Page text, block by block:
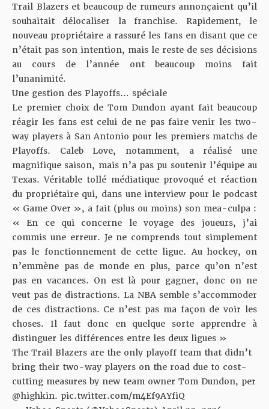
Trail Blazers et beaucoup de rumeurs annonçaient qu’il
souhaitait délocaliser la franchise. Rapidement, le
nouveau propriétaire a rassuré les fans en disant que ce
n’était pas son intention, mais le reste de ses décisions
au cours de l’année ont beaucoup moins fait
l’unanimité.
Une gestion des Playoffs… spéciale
Le premier choix de Tom Dundon ayant fait beaucoup
réagir les fans est celui de ne pas faire venir les two-
way players à San Antonio pour les premiers matchs de
Playoffs. Caleb Love, notamment, a réalisé une
magnifique saison, mais n’a pas pu soutenir l’équipe au
Texas. Véritable tollé médiatique provoqué et réaction
du propriétaire qui, dans une interview pour le podcast
« Game Over », a fait (plus ou moins) son mea-culpa :
« En ce qui concerne le voyage des joueurs, j’ai
commis une erreur. Je ne comprends tout simplement
pas le fonctionnement de cette ligue. Au hockey, on
n’emmène pas de monde en plus, parce qu’on n’est
pas en vacances. On est là pour gagner, donc on ne
veut pas de distractions. La NBA semble s’accommoder
de ces distractions. Ce n’est pas ma façon de voir les
choses. Il faut donc en quelque sorte apprendre à
distinguer les différences entre les deux ligues »
The Trail Blazers are the only playoff team that didn’t
bring their two-way players on the road due to cost-
cutting measures by new team owner Tom Dundon, per
@highkin. pic.twitter.com/m4Ef9AYfiQ